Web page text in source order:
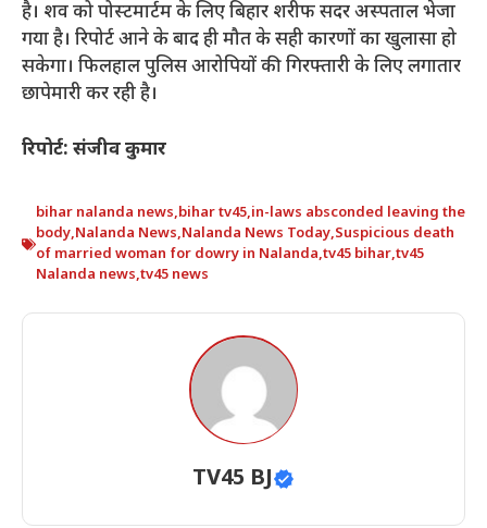
है। शव को पोस्टमार्टम के लिए बिहार शरीफ सदर अस्पताल भेजा
गया है। रिपोर्ट आने के बाद ही मौत के सही कारणों का खुलासा हो
सकेगा। फिलहाल पुलिस आरोपियों की गिरफ्तारी के लिए लगातार
छापेमारी कर रही है।
रिपोर्ट: संजीव कुमार
bihar nalanda news,bihar tv45,in-laws absconded leaving the
body,Nalanda News,Nalanda News Today,Suspicious death
of married woman for dowry in Nalanda,tv45 bihar,tv45
Nalanda news,tv45 news
TV45 BJ